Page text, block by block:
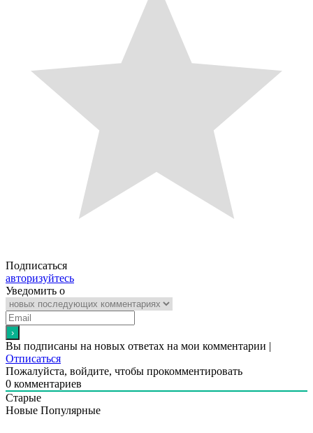
Подписаться
авторизуйтесь
Уведомить о
Вы подписаны на новых ответах на мои комментарии |
Отписаться
Пожалуйста, войдите, чтобы прокомментировать
0 комментариев
Старые
Новые Популярные